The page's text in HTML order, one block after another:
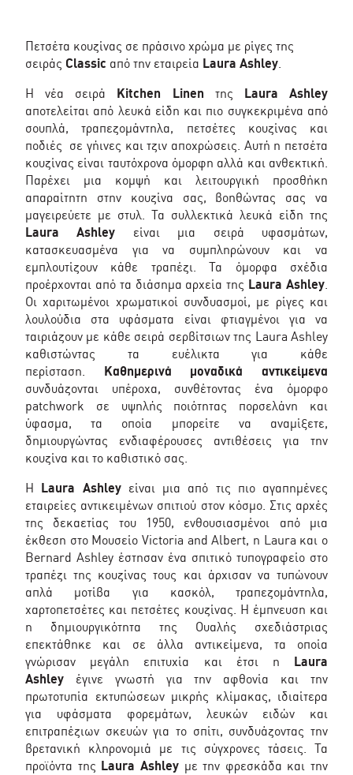
ποσότητα
Πετσέτα κουζίνας σε πράσινο χρώμα με ρίγες της
σειράς Classic από την εταιρεία Laura Ashley.
Η νέα σειρά
Kitchen Linen της
Laura Ashley
αποτελείται από λευκά είδη και πιο συγκεκριμένα από
σουπλά, τραπεζομάντηλα, πετσέτες κουζίνας και
ποδιές σε γήινες και τζιν αποχρώσεις. Αυτή η πετσέτα
κουζίνας είναι ταυτόχρονα όμορφη αλλά και ανθεκτική.
Παρέχει μια κομψή και λειτουργική προσθήκη
απαραίτητη στην κουζίνα σας, βοηθώντας σας να
μαγειρεύετε με στυλ. Τα συλλεκτικά λευκά είδη της
Laura Ashley είναι μια σειρά υφασμάτων,
κατασκευασμένα για να συμπληρώνουν και να
εμπλουτίζουν κάθε τραπέζι. Τα όμορφα σχέδια
προέρχονται από τα διάσημα αρχεία της Laura Ashley.
Οι χαριτωμένοι χρωματικοί συνδυασμοί, με ρίγες και
λουλούδια στα υφάσματα είναι φτιαγμένοι για να
ταιριάζουν με κάθε σειρά σερβίτσιων της Laura Ashley
καθιστώντας τα ευέλικτα για κάθε
περίσταση.
Καθημερινά μοναδικά αντικείμενα
συνδυάζονται υπέροχα, συνθέτοντας ένα όμορφο
patchwork σε υψηλής ποιότητας πορσελάνη και
ύφασμα, τα οποία μπορείτε να αναμίξετε,
δημιουργώντας ενδιαφέρουσες αντιθέσεις για την
κουζίνα και το καθιστικό σας.
Η
Laura Ashleyείναι μια από τις πιο αγαπημένες
εταιρείες αντικειμένων σπιτιού στον κόσμο. Στις αρχές
της δεκαετίας του 1950, ενθουσιασμένοι από μια
έκθεση στο Μουσείο Victoria and Albert, η Laura και ο
Bernard Ashley έστησαν ένα σπιτικό τυπογραφείο στο
τραπέζι της κουζίνας τους και άρχισαν να τυπώνουν
απλά μοτίβα για κασκόλ, τραπεζομάντηλα,
χαρτοπετσέτες και πετσέτες κουζίνας. Η έμπνευση και
η δημιουργικότητα της Ουαλής σχεδιάστριας
επεκτάθηκε και σε άλλα αντικείμενα, τα οποία
γνώρισαν μεγάλη επιτυχία και έτσι η
Laura
Ashley έγινε γνωστή για την αφθονία και την
πρωτοτυπία εκτυπώσεων μικρής κλίμακας, ιδιαίτερα
για υφάσματα φορεμάτων, λευκών ειδών και
επιτραπέζιων σκευών για το σπίτι, συνδυάζοντας την
βρετανική κληρονομιά με τις σύγχρονες τάσεις. Τα
προϊόντα της Laura Ashleyμε την φρεσκάδα και την